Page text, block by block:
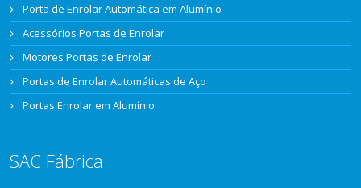
Porta de Enrolar Automática em Alumínio
Acessórios Portas de Enrolar
Motores Portas de Enrolar
Portas de Enrolar Automáticas de Aço
Portas Enrolar em Alumínio
SAC Fábrica